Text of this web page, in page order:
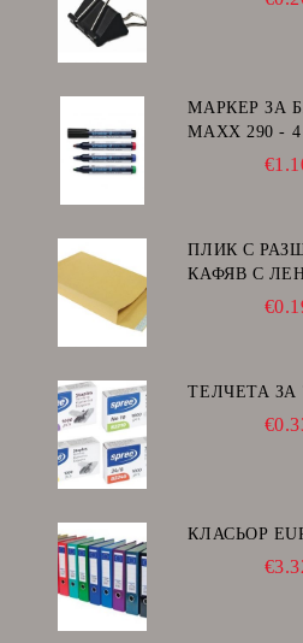
МАРКЕР ЗА
ПЛИК С РАЗШ
КАФЯВ С
ТЕЛЧЕТА ЗА
КЛАСЬОР